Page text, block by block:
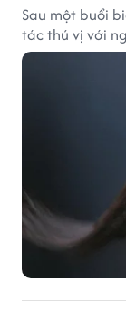
Sau một buổi
tác thú vị với